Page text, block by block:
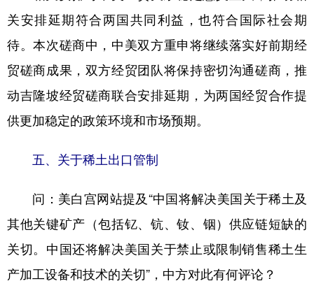
关安排延期符合两国共同利益，也符合国际社会期
待。本次磋商中，中美双方重申将继续落实好前期经
贸磋商成果，双方经贸团队将保持密切沟通磋商，推
动吉隆坡经贸磋商联合安排延期，为两国经贸合作提
供更加稳定的政策环境和市场预期。
五、关于稀土出口管制
问：美白宫网站提及“中国将解决美国关于稀土及
其他关键矿产（包括钇、钪、钕、铟）供应链短缺的
关切。中国还将解决美国关于禁止或限制销售稀土生
产加工设备和技术的关切”，中方对此有何评论？